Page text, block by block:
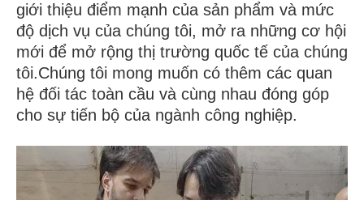
giới thiệu điểm mạnh của sản phẩm và mức
độ dịch vụ của chúng tôi, mở ra những cơ hội
mới để mở rộng thị trường quốc tế của chúng
tôi.Chúng tôi mong muốn có thêm các quan
hệ đối tác toàn cầu và cùng nhau đóng góp
cho sự tiến bộ của ngành công nghiệp.